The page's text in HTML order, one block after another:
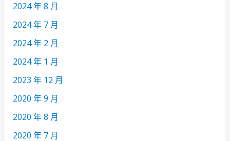
2024 年 8 月
2024 年 7 月
2024 年 2 月
2024 年 1 月
2023 年 12 月
2020 年 9 月
2020 年 8 月
2020 年 7 月